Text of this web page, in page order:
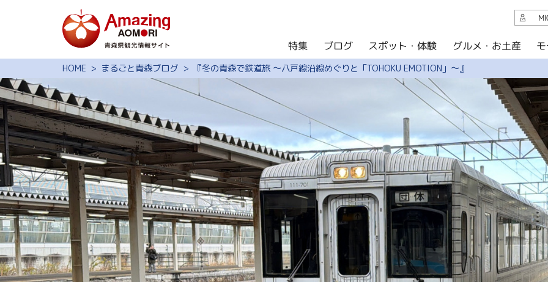
特集
ブログ
スポット・体験
グルメ・お土産
モデルコース
イベント
旅の予約
アクセス
観光ガイド
このサイトについて
サイト内検索
共有
行きたいリスト
写真ライブラリー
動画ライブラリー
パンフレットダウンロード
よくある質問
運営組織について
HOME まるごと青森ブログ 『冬の青森で鉄道旅 〜八戸線沿線めぐりと「TOHOKU EMOTION」〜』
特集 ブログ スポット・体験 グルメ・お土産